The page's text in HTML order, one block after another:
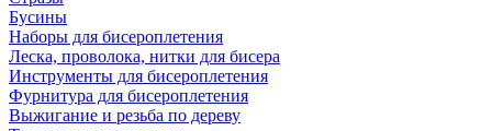
Бусины
Наборы для бисероплетения
Леска, проволока, нитки для бисера
Инструменты для бисероплетения
Фурнитура для бисероплетения
Выжигание и резьба по дереву